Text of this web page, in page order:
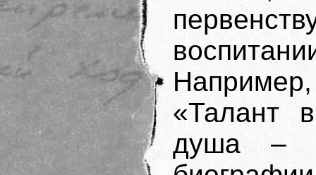
«Талант
душа –